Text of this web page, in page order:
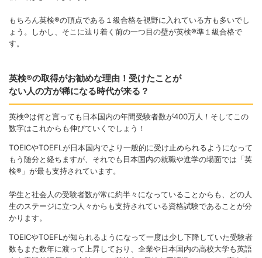
もちろん英検®の頂点である１級合格を視野に入れている方も多いでし
ょう。しかし、そこに辿り着く前の一つ目の壁が英検®準１級合格で
す。
英検®の取得がお勧めな理由！ 受けたことが
ない人の方が稀になる時代が来る？
英検®は何と言っても日本国内の年間受験者数が400万人！ そしてこの
数字はこれからも伸びていくでしょう！
TOEICやTOEFLが日本国内でより一般的に受け止められるようになって
もう随分と経ちますが、それでも日本国内の就職や進学の場面では「英
検®」が最も支持されています。
学生と社会人の受験者数が常に約半々になっていることからも、どの人
生のステージに立つ人々からも支持されている資格試験であることが分
かります。
TOEICやTOEFLが知られるようになって一度は少し下降していた受験者
数もまた数年に渡って上昇しており、企業や日本国内の高校大学も英語